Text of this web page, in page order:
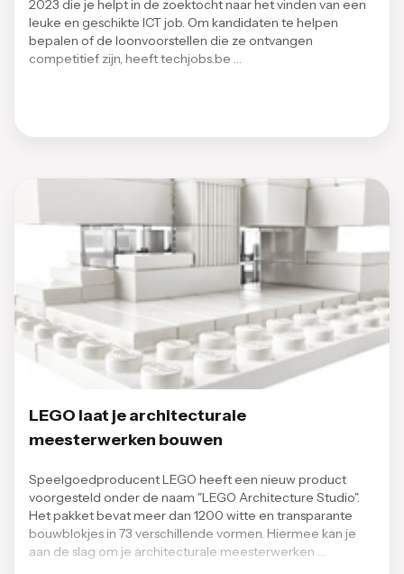
2023 die je helpt in de zoektocht naar het vinden van een
leuke en geschikte ICT job. Om kandidaten te helpen
bepalen of de loonvoorstellen die ze ontvangen
competitief zijn, heeft techjobs.be …
LEGO laat je architecturale
meesterwerken bouwen
Speelgoedproducent LEGO heeft een nieuw product
voorgesteld onder de naam "LEGO Architecture Studio".
Het pakket bevat meer dan 1200 witte en transparante
bouwblokjes in 73 verschillende vormen. Hiermee kan je
aan de slag om je architecturale meesterwerken …